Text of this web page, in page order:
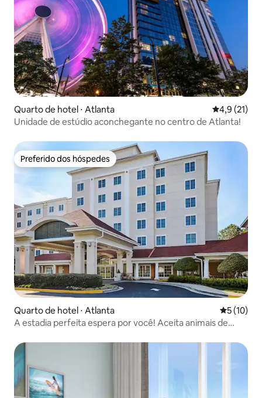
Quarto de hotel ⋅ Atlanta 4,9 de uma
4,9 (21)
Unidade de estúdio aconchegante no centro de Atlanta!
Preferido dos hóspedes
Preferido dos hóspedes
Quarto de hotel ⋅ Atlanta 5 de uma
5 (10)
A estadia perfeita espera por você! Aceita animais de